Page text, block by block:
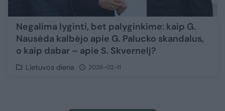
Negalima lyginti, bet palyginkime: kaip G.
Nausėda kalbėjo apie G. Palucko skandalus,
o kaip dabar – apie S. Skvernelį?
Lietuvos diena 2026-02-11